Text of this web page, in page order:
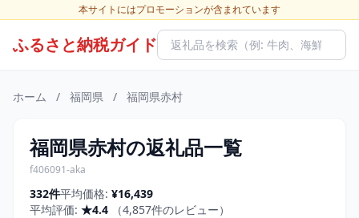
本サイトにはプロモーションが含まれています
ふるさと納税ガイド
ホーム / 福岡県 / 福岡県赤村
福岡県赤村の返礼品一覧
f406091-aka
332件平均価格: ¥16,439
平均評価: ★4.4 （4,857件のレビュー）